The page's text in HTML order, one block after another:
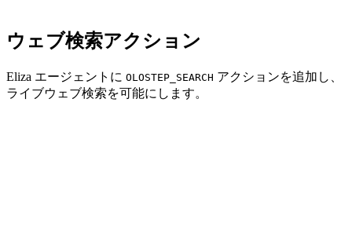
ウェブ検索アクション
Eliza エージェントに OLOSTEP_SEARCH アクションを追加し、
ライブウェブ検索を可能にします。